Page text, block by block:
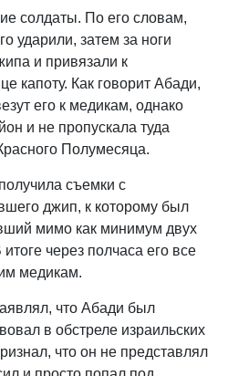
солдаты. По его словам,
ударили, затем за ноги
и привязали к
капоту. Как говорит Абади,
его к медикам, однако
и не пропускала туда
Полумесяца.
съемки с
джип, к которому был
мимо как минимум двух
через полчаса его все
медикам.
что Абади был
в обстреле израильских
что он не представлял